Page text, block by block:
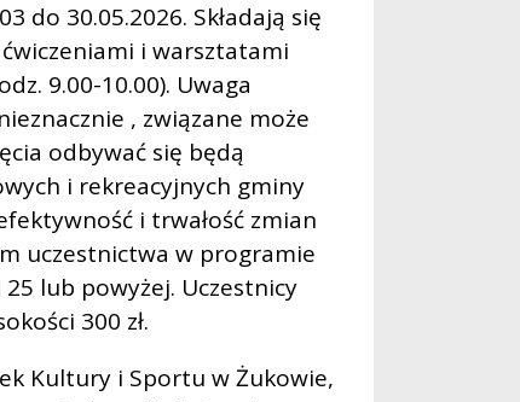
do 30.05.2026. Składają się
i warsztatami
9.00-10.00). Uwaga
, związane może
odbywać się będą
i rekreacyjnych gminy
i trwałość zmian
uczestnictwa w programie
lub powyżej. Uczestnicy
300 zł.
Kultury i Sportu w Żukowie,